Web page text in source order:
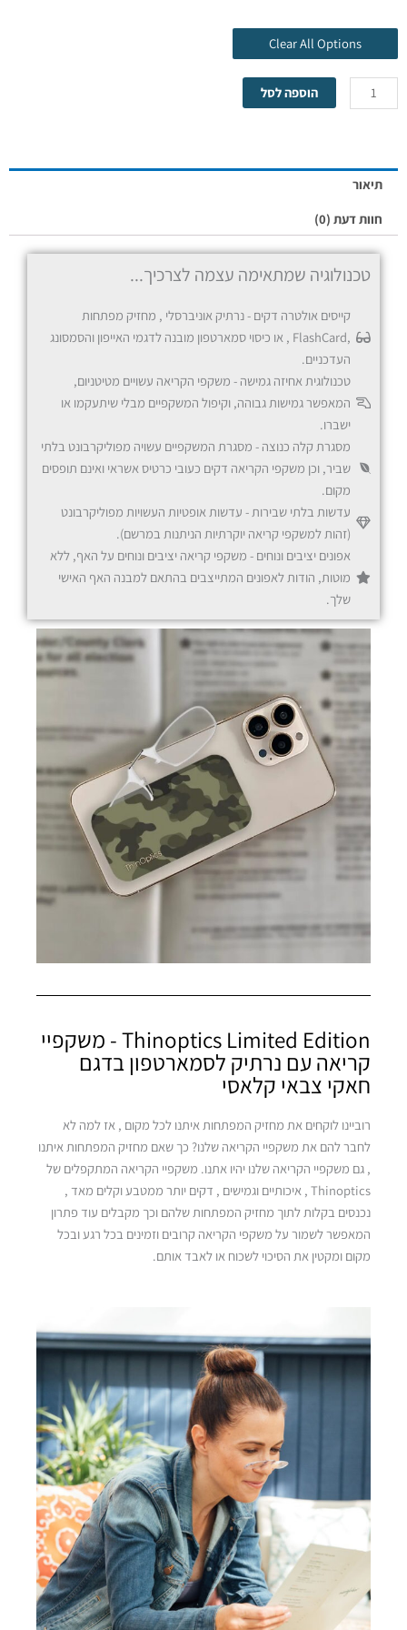
כחול
שחור
שקוף
סגול
חום
צהוב
Clear All Options
הוספה לסל
תיאור
חוות דעת (0)
טכנולוגיה שמתאימה עצמה לצרכיך...
קייסים אולטרה דקים - נרתיק אוניברסלי , מחזיק מפתחות
,FlashCard , או כיסוי סמארטפון מובנה לדגמי האייפון והסמסונג
העדכניים.
טכנולוגית אחיזה גמישה - משקפי הקריאה עשויים מטיטניום,
המאפשר גמישות גבוהה, וקיפול המשקפיים מבלי שיתעקמו או
ישברו.
מסגרת קלה כנוצה - מסגרת המשקפיים עשויה מפוליקרבונט בלתי
שביר, וכן משקפי הקריאה דקים כעובי כרטיס אשראי ואינם תופסים
מקום.
עדשות בלתי שבירות - עדשות אופטיות העשויות מפוליקרבונט
(זהות למשקפי קריאה יוקרתיות הניתנות במרשם).
אפונים יציבים ונוחים - משקפי קריאה יציבים ונוחים על האף, ללא
מוטות, הודות לאפונים המתייצבים בהתאם למבנה האף האישי
שלך.
Thinoptics Limited Edition - משקפיי
קריאה עם נרתיק לסמארטפון בדגם
חאקי צבאי קלאסי
רוביינו לוקחים את מחזיק המפתחות איתנו לכל מקום , אז למה לא
לחבר להם את משקפיי הקריאה שלנו? כך שאם מחזיק המפתחות איתנו
, גם משקפיי הקריאה שלנו יהיו אתנו. משקפיי הקריאה המתקפלים של
Thinoptics , איכותיים וגמישים , דקים יותר ממטבע וקלים מאד ,
נכנסים בקלות לתוך מחזיק המפתחות שלהם וכך מקבלים עוד פתרון
המאפשר לשמור על משקפי הקריאה קרובים וזמינים בכל רגע ובכל
מקום ומקטין את הסיכוי לשכוח או לאבד אותם.